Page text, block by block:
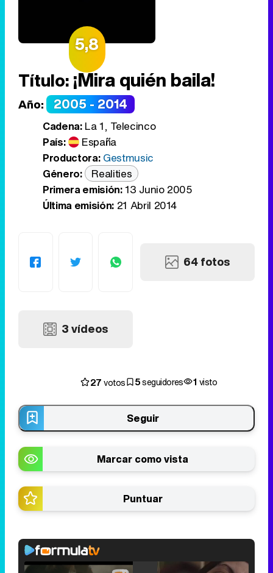
5,8
Título:¡Mira quién baila!
Año: 2005 - 2014
Cadena:La 1, Telecinco
País:
España
Productora: Gestmusic
Género:
Realities
Primera emisión:13 Junio 2005
Última emisión:21 Abril 2014
64 fotos
3 vídeos
27votos 5seguidores 1 visto
Seguir
Marcar como vista
Puntuar